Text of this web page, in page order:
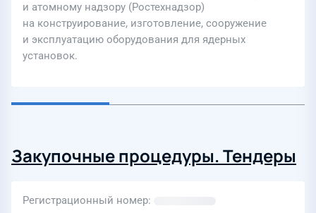
и атомному надзору (Ростехнадзор)
на конструирование, изготовление, сооружение
и эксплуатацию оборудования для ядерных
установок.
Закупочные процедуры. Тендеры
Регистрационный номер